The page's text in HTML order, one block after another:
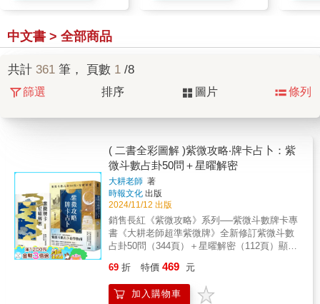
中文書 > 全部商品
共計 361 筆， 頁數 1 /8
篩選 排序 圖片 條列
( 二書全彩圖解 )紫微攻略‧牌卡占卜：紫
微斗數占卦50問＋星曜解密
大耕老師 著
時報文化 出版
2024/11/12 出版
銷售長紅《紫微攻略》系列──紫微斗數牌卡專
書《大耕老師超準紫微牌》全新修訂紫微斗數
占卦50問（344頁）＋星曜解密（112頁）顯著
但其準無比！紫微斗數占卜自學指南兩書合一
超好用，命理新手也能輕鬆學紫微、學占卜！‧
紫微斗數占卦50問：50題感情、事業牌占案例
69 折 特價 469 元
加入購物車